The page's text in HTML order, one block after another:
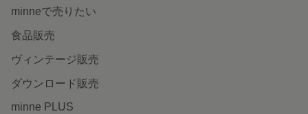
minneで売りたい
食品販売
ヴィンテージ販売
ダウンロード販売
minne PLUS